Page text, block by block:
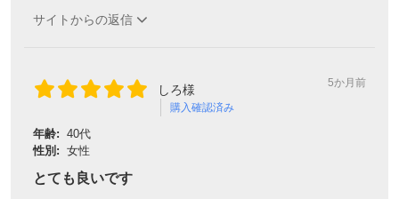
サイトからの返信
しろ様
購入確認済み
5か月前
年齢: 40代
性別: 女性
とても良いです